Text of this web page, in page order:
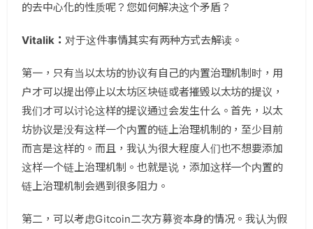
的去中心化的性质呢？您如何解决这个矛盾？
Vitalik： 对于这件事情其实有两种方式去解读。
第一，只有当以太坊的协议有自己的内置治理机制时，用
户才可以提出停止以太坊区块链或者摧毁以太坊的提议，
我们才可以讨论这样的提议通过会发生什么。首先，以太
坊协议是没有这样一个内置的链上治理机制的，至少目前
而言是这样的。而且，我认为很大程度人们也不想要添加
这样一个链上治理机制。也就是说，添加这样一个内置的
链上治理机制会遇到很多阻力。
第二，可以考虑Gitcoin二次方募资本身的情况。我认为假